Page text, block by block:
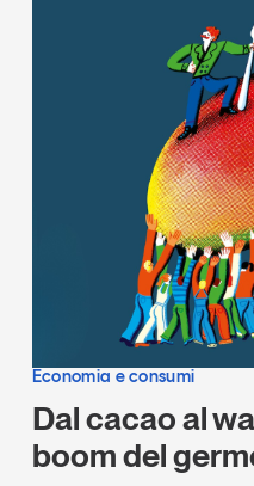
Economia e consumi
Dal cacao al
boom del